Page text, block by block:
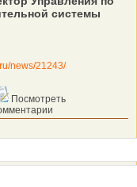
системы
news/21243/
Посмотреть